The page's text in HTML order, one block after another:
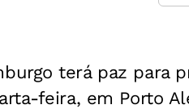
terá paz para
feira, em Porto